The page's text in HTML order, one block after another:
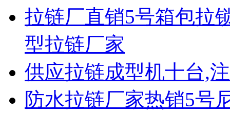
拉链厂直销5号箱包拉
型拉链厂家
供应拉链成型机十台,
防水拉链厂家热销5号